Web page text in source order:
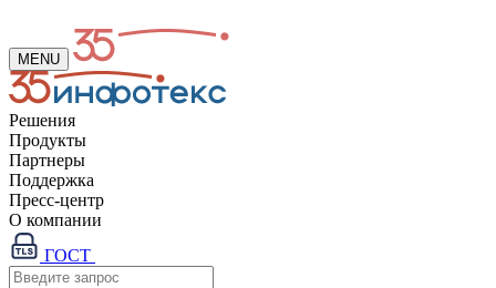
MENU
Решения
Продукты
Партнеры
Поддержка
Пресс-центр
О компании
ГОСТ